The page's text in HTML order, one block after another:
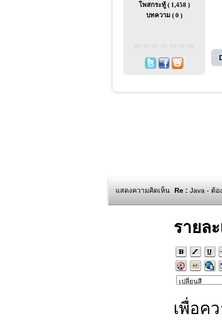
โพสกระทู้ ( 1,458 )
บทความ ( 0 )
แสดงความคิดเห็น Re : Java - ต้อ
รายล
เพื่อค